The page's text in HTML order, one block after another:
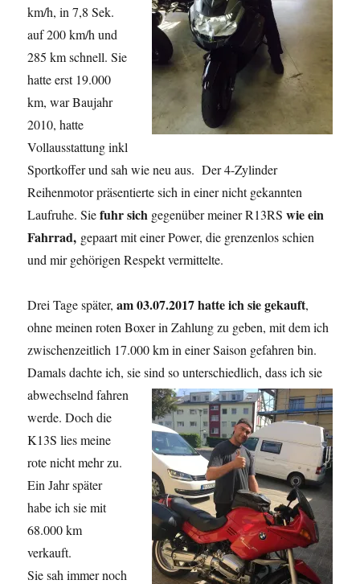
km/h, in 7,8 Sek.
auf 200 km/h und
285 km schnell. Sie
hatte erst 19.000
km, war Baujahr
2010, hatte
Vollausstattung inkl
Sportkoffer und sah wie neu aus. Der 4-Zylinder
Reihenmotor präsentierte sich in einer nicht gekannten
Laufruhe. Siefuhr sich gegenüber meiner R13RSwie ein
Fahrrad, gepaart mit einer Power, die grenzenlos schien
und mir gehörigen Respekt vermittelte.
Drei Tage später,am 03.07.2017 hatte ich sie gekauft,
ohne meinen roten Boxer in Zahlung zu geben, mit dem ich
zwischenzeitlich 17.000 km in einer Saison gefahren bin.
Damals dachte ich, sie sind so unterschiedlich, dass ich sie
abwechselnd fahren
werde. Doch die
K13S lies meine
rote nicht mehr zu.
Ein Jahr später
habe ich sie mit
68.000 km
verkauft.
Sie sah immer noch